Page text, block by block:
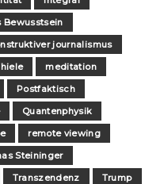
Bewusstsein
journalismus
meditation
Postfaktisch
Quantenphysik
remote viewing
Steininger
Transzendenz
Trump